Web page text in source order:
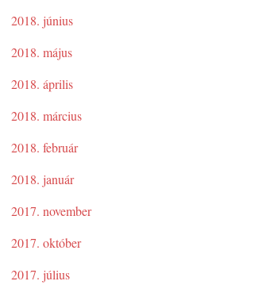
2018. június
2018. május
2018. április
2018. március
2018. február
2018. január
2017. november
2017. október
2017. július